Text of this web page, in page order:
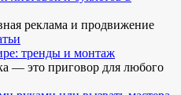
реклама и продвижение
тренды и монтаж
— это приговор для любого